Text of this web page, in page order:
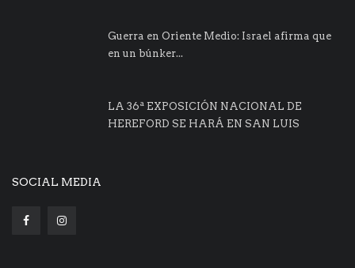
Guerra en Oriente Medio: Israel afirma que
en un búnker...
LA 36ª EXPOSICIÓN NACIONAL DE
HEREFORD SE HARÁ EN SAN LUIS
SOCIAL MEDIA